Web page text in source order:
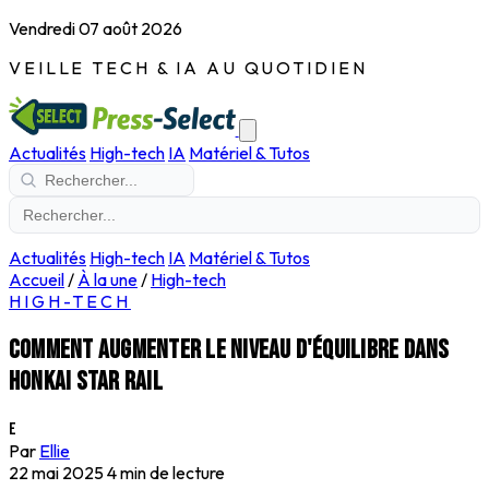
Vendredi 07 août 2026
VEILLE TECH & IA AU QUOTIDIEN
Actualités High-tech IA Matériel & Tutos
Actualités High-tech IA Matériel & Tutos
Accueil/ À la une/ High-tech
HIGH-TECH
Comment augmenter le niveau d'équilibre dans
Honkai Star Rail
E
Par Ellie
22 mai 20254 min de lecture